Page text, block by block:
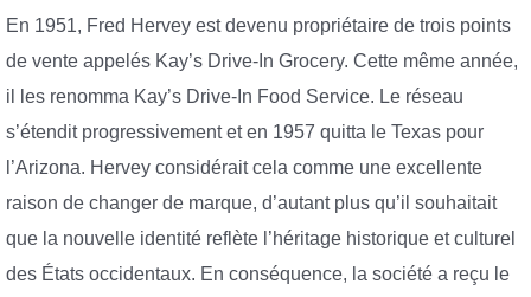
En 1951, Fred Hervey est devenu propriétaire de trois points
de vente appelés Kay’s Drive-In Grocery. Cette même année,
il les renomma Kay’s Drive-In Food Service. Le réseau
s’étendit progressivement et en 1957 quitta le Texas pour
l’Arizona. Hervey considérait cela comme une excellente
raison de changer de marque, d’autant plus qu’il souhaitait
que la nouvelle identité reflète l’héritage historique et culturel
des États occidentaux. En conséquence, la société a reçu le